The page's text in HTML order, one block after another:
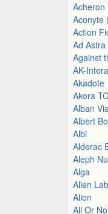
Acheron
Aconyte
Action
Ad
Against
AK-
Akadote
Akora
Alban
Albert
Albi
Alderac
Aleph
Alga
Alien
Alion
All Or